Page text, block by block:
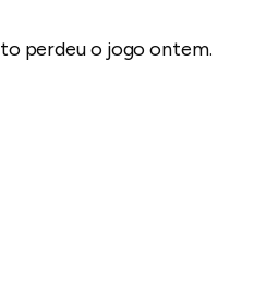
perdeu o jogo ontem.